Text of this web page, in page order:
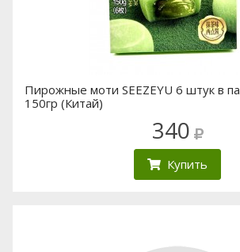
Пирожные моти SEEZEYU 6 штук в
150гр (Китай)
340
Купить